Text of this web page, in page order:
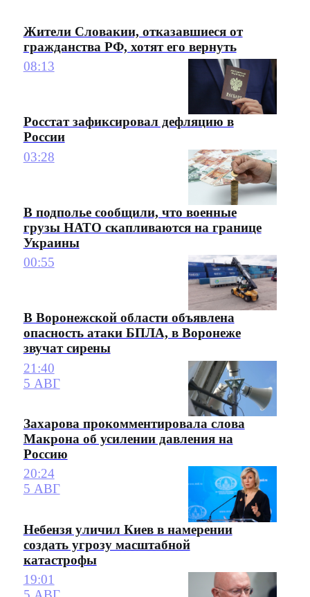
Жители Словакии, отказавшиеся от
гражданства РФ, хотят его вернуть
08:13
Росстат зафиксировал дефляцию в
России
03:28
В подполье сообщили, что военные
грузы НАТО скапливаются на границе
Украины
00:55
В Воронежской области объявлена
опасность атаки БПЛА, в Воронеже
звучат сирены
21:40
5 АВГ
Захарова прокомментировала слова
Макрона об усилении давления на
Россию
20:24
5 АВГ
Небензя уличил Киев в намерении
создать угрозу масштабной
катастрофы
19:01